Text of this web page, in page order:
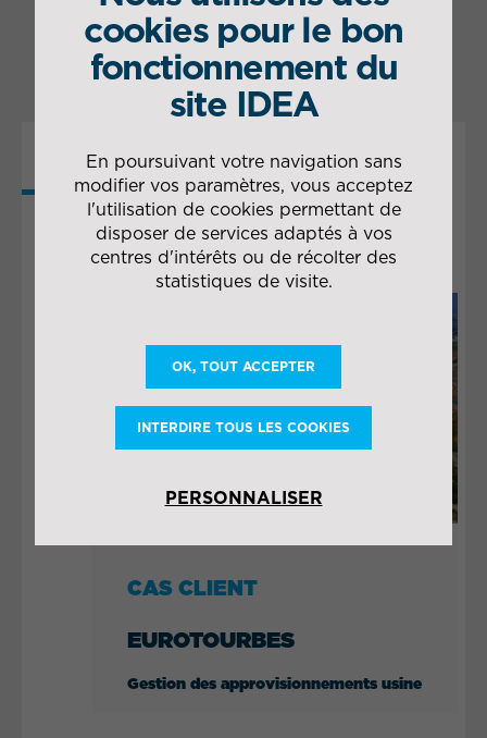
dépotage/empotage de
conteneurs
PLUS DE
COLLABORATIONS
CAS CLIENT
EUROTOURBES
Gestion des approvisionnements usine
Next
cookies pour le bon
fonctionnement du
site IDEA
En poursuivant votre navigation sans
modifier vos paramètres, vous acceptez
l'utilisation de cookies permettant de
disposer de services adaptés à vos
centres d'intérêts ou de récolter des
statistiques de visite.
OK, TOUT ACCEPTER
INTERDIRE TOUS LES COOKIES
PERSONNALISER